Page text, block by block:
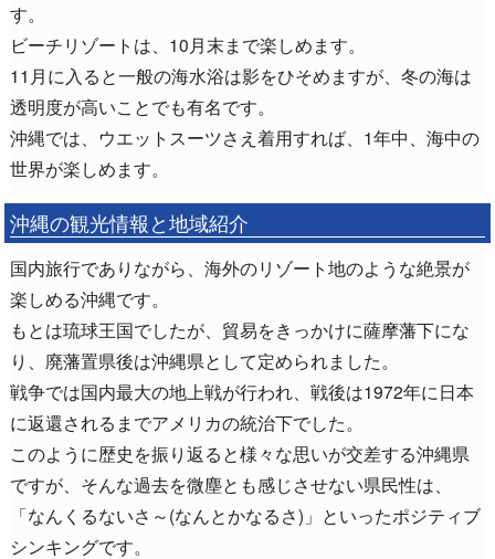
す。
ビーチリゾートは、10月末まで楽しめます。
11月に入ると一般の海水浴は影をひそめますが、冬の海は
透明度が高いことでも有名です。
沖縄では、ウエットスーツさえ着用すれば、1年中、海中の
世界が楽しめます。
沖縄の観光情報と地域紹介
国内旅行でありながら、海外のリゾート地のような絶景が
楽しめる沖縄です。
もとは琉球王国でしたが、貿易をきっかけに薩摩藩下にな
り、廃藩置県後は沖縄県として定められました。
戦争では国内最大の地上戦が行われ、戦後は1972年に日本
に返還されるまでアメリカの統治下でした。
このように歴史を振り返ると様々な思いが交差する沖縄県
ですが、そんな過去を微塵とも感じさせない県民性は、
「なんくるないさ～(なんとかなるさ)」といったポジティブ
シンキングです。